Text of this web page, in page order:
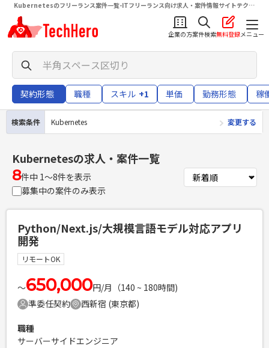
Kubernetesのフリーランス案件一覧-ITフリーランス向け求人・案件情報サイトテクヒ
ロ（TechHero）
企業の方案件検索無料登録メニュー
契約形態 職種 スキル +1 単価 勤務形態 稼
検索条件 Kubernetes 変更する
Kubernetesの求人・案件一覧
8件中 1〜8件を表示
募集中の案件のみ表示
Python/Next.js/大規模言語モデル対応アプリ
開発
リモートOK
〜650,000円/月（140 ~ 180時間)
準委任契約
西新宿 (東京都)
職種
サーバーサイドエンジニア